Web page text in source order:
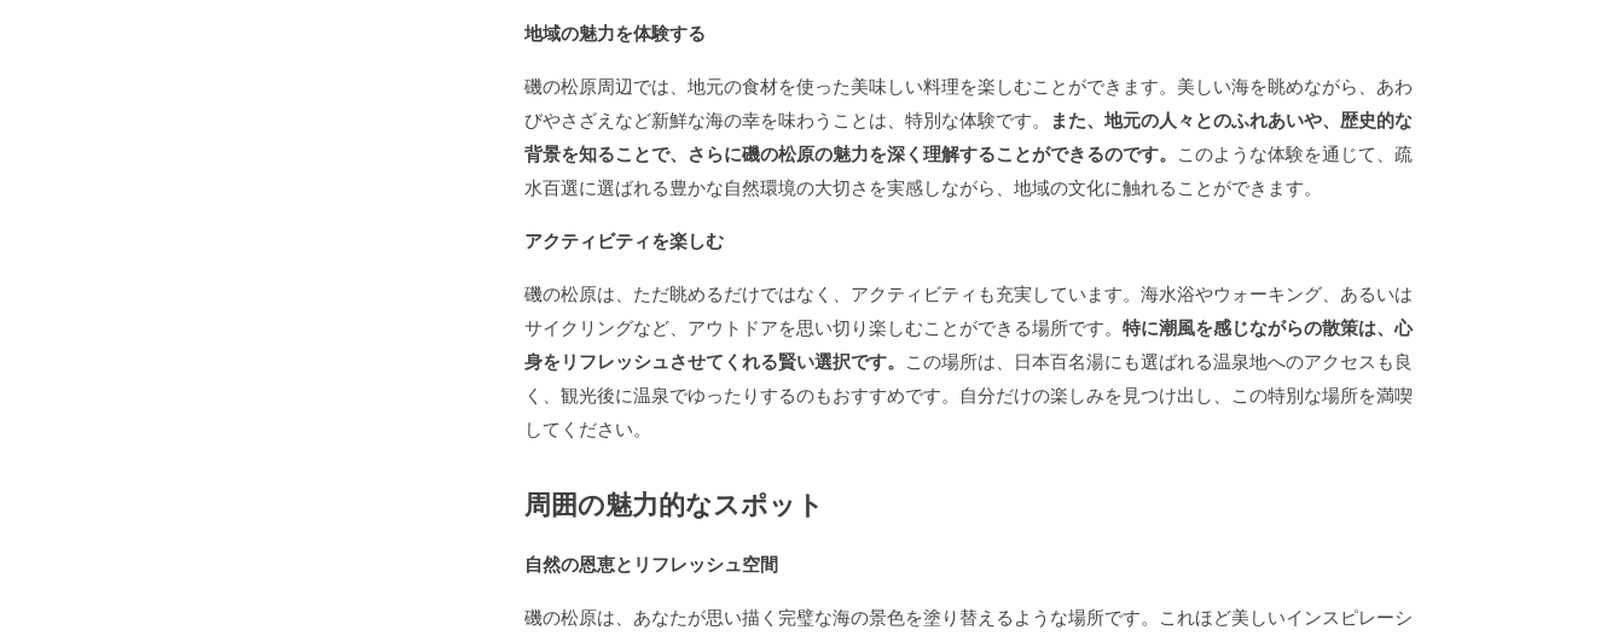
地域の魅力を体験する
磯の松原周辺では、地元の食材を使った美味しい料理を楽しむことができます。美しい海を眺めながら、あわ
びやさざえなど新鮮な海の幸を味わうことは、特別な体験です。
また、地元の人々とのふれあいや、歴史的な
背景を知ることで、さらに磯の松原の魅力を深く理解することができるのです。 このような体験を通じて、疏
水百選に選ばれる豊かな自然環境の大切さを実感しながら、地域の文化に触れることができます。
アクティビティを楽しむ
磯の松原は、ただ眺めるだけではなく、アクティビティも充実しています。海水浴やウォーキング、あるいは
サイクリングなど、アウトドアを思い切り楽しむことができる場所です。 特に潮風を感じながらの散策は、心
身をリフレッシュさせてくれる賢い選択です。 この場所は、日本百名湯にも選ばれる温泉地へのアクセスも良
く、観光後に温泉でゆったりするのもおすすめです。自分だけの楽しみを見つけ出し、この特別な場所を満喫
してください。
周囲の魅力的なスポット
自然の恩恵とリフレッシュ空間
磯の松原は、あなたが思い描く完璧な海の景色を塗り替えるような場所です。これほど美しいインスピレーシ